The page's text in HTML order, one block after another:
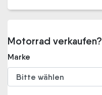
Motorrad verkaufen?
Marke